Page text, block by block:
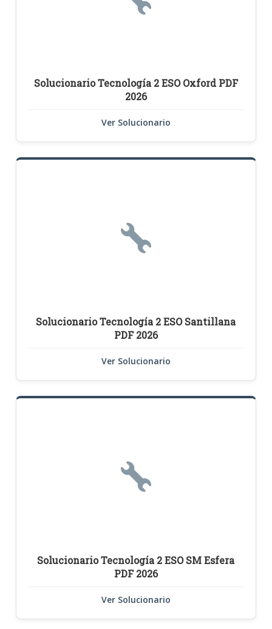
Solucionario Tecnología 2 ESO Oxford PDF
2026
Ver Solucionario
Solucionario Tecnología 2 ESO Santillana
PDF 2026
Ver Solucionario
Solucionario Tecnología 2 ESO SM Esfera
PDF 2026
Ver Solucionario